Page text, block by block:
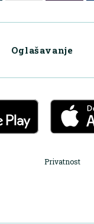
Oglašavanje
Privatnost